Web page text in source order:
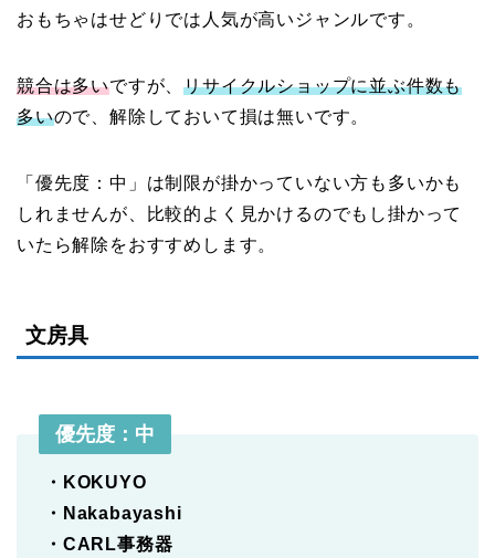
おもちゃはせどりでは人気が高いジャンルです。
競合は多いですが、リサイクルショップに並ぶ件数も
多いので、解除しておいて損は無いです。
「優先度：中」は制限が掛かっていない方も多いかも
しれませんが、比較的よく見かけるのでもし掛かって
いたら解除をおすすめします。
文房具
優先度： 中
・KOKUYO
・Nakabayashi
・CARL事務器